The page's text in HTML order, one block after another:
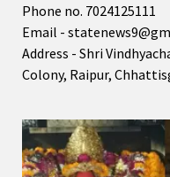
Phone no. 7024125111
Email -
Address - Shri
Colony, Raipur,